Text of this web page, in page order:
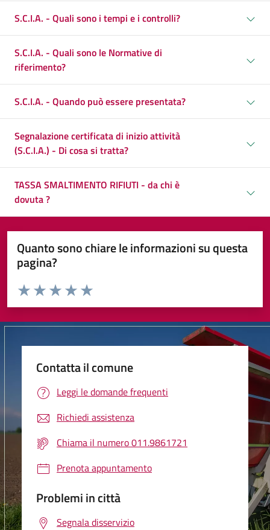
S.C.I.A. - Quali sono i tempi e i controlli?
S.C.I.A. - Quali sono le Normative di
riferimento?
S.C.I.A. - Quando può essere presentata?
Segnalazione certificata di inizio attività
(S.C.I.A.) - Di cosa si tratta?
TASSA SMALTIMENTO RIFIUTI - da chi è
dovuta ?
Quanto sono chiare le informazioni su questa
pagina?
Valuta da 1 a 5 stelle la pagina
Valuta 5 stelle su 5
Valuta 4 stelle su 5
Valuta 3 stelle su 5
Valuta 2 stelle su 5
Valuta 1 stelle su 5
Contatta il comune
Leggi le domande frequenti
Richiedi assistenza
Chiama il numero 011.9861721
Prenota appuntamento
Problemi in città
Segnala disservizio